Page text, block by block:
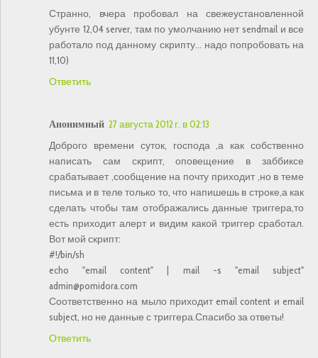
Странно, вчера пробовал на свежеустановленной
убунте 12,04 server, там по умолчанию нет sendmail и все
работало под данному скрипту... надо попробовать на
11,10)
Ответить
Анонимный 27 августа 2012 г. в 02:13
Доброго времени суток, господа ,а как собственно
написать сам скрипт, оповещение в заббиксе
срабатывает ,сообщение на почту приходит ,но в теме
письма и в теле только то, что напишешь в строке,а как
сделать чтобы там отображались данные триггера,то
есть приходит алерт и видим какой триггер сработал.
Вот мой скрипт:
#!/bin/sh
echo "email content" | mail -s "email subject"
admin@pomidora.com
Соответственно на мыло приходит email content и email
subject, но не данные с триггера.Спасибо за ответы!
Ответить